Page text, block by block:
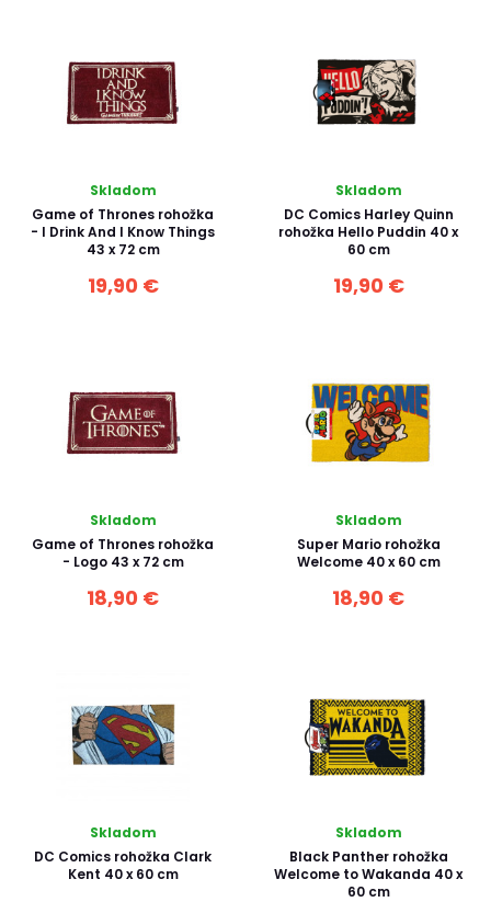
Skladom
Game of Thrones rohožka
- I Drink And I Know Things
43 x 72 cm
19,90 €
Skladom
DC Comics Harley Quinn
rohožka Hello Puddin 40 x
60 cm
19,90 €
Skladom
Game of Thrones rohožka
- Logo 43 x 72 cm
18,90 €
Skladom
Super Mario rohožka
Welcome 40 x 60 cm
18,90 €
Skladom
DC Comics rohožka Clark
Kent 40 x 60 cm
Skladom
Black Panther rohožka
Welcome to Wakanda 40 x
60 cm